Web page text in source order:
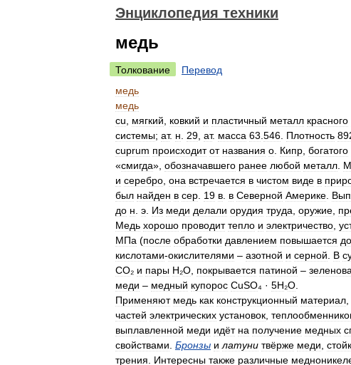
Энциклопедия техники
медь
Толкование
Перевод
медь
медь
cu
мягкий ковкий и пластичный металл красного
системы; ат. н 29 ат. масса 63 546 Плотность
cuprum происходит от названия о Кипр богатого
«смигда», обозначавшего ранее любой металл
и серебро она встречается в чистом виде в
был найден в сер 19 в в Северной Америке
до н э Из меди делали орудия труда оружие
Медь хорошо проводит тепло и электричество
МПа (после обработки давлением повышается до
кислотами-окислителями – азотной и серной В
СО₂ и пары Н₂О покрывается патиной –
меди – медный купорос CuSO₄ · 5Н₂О
Применяют медь как конструкционный материал
частей электрических установок
выплавленной меди идёт на получение медных
свойствами Бронзы и латуни твёрже меди
трения
Интересны также различные